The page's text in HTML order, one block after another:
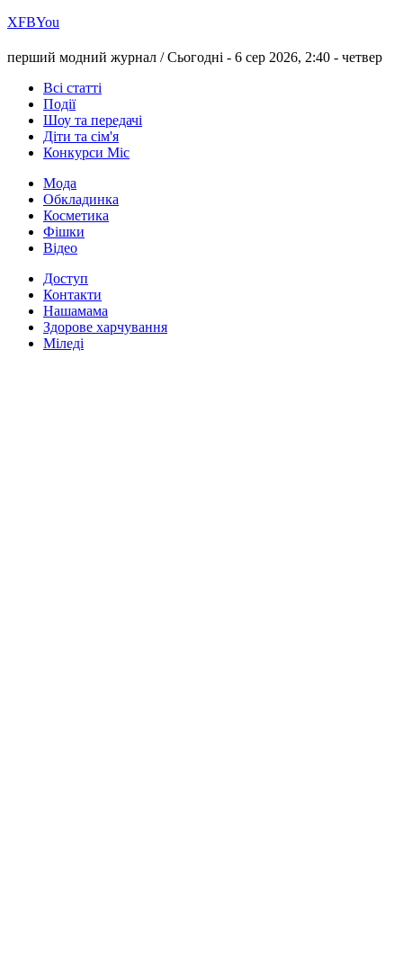
ХFBYou
перший модний журнал /Сьогодні - 6 сер 2026, 2:40 - четвер
Всі статті
Події
Шоу та передачі
Діти та сім'я
Конкурси Міс
Мода
Обкладинка
Косметика
Фішки
Відео
Доступ
Контакти
Нашамама
Здорове харчування
Міледі